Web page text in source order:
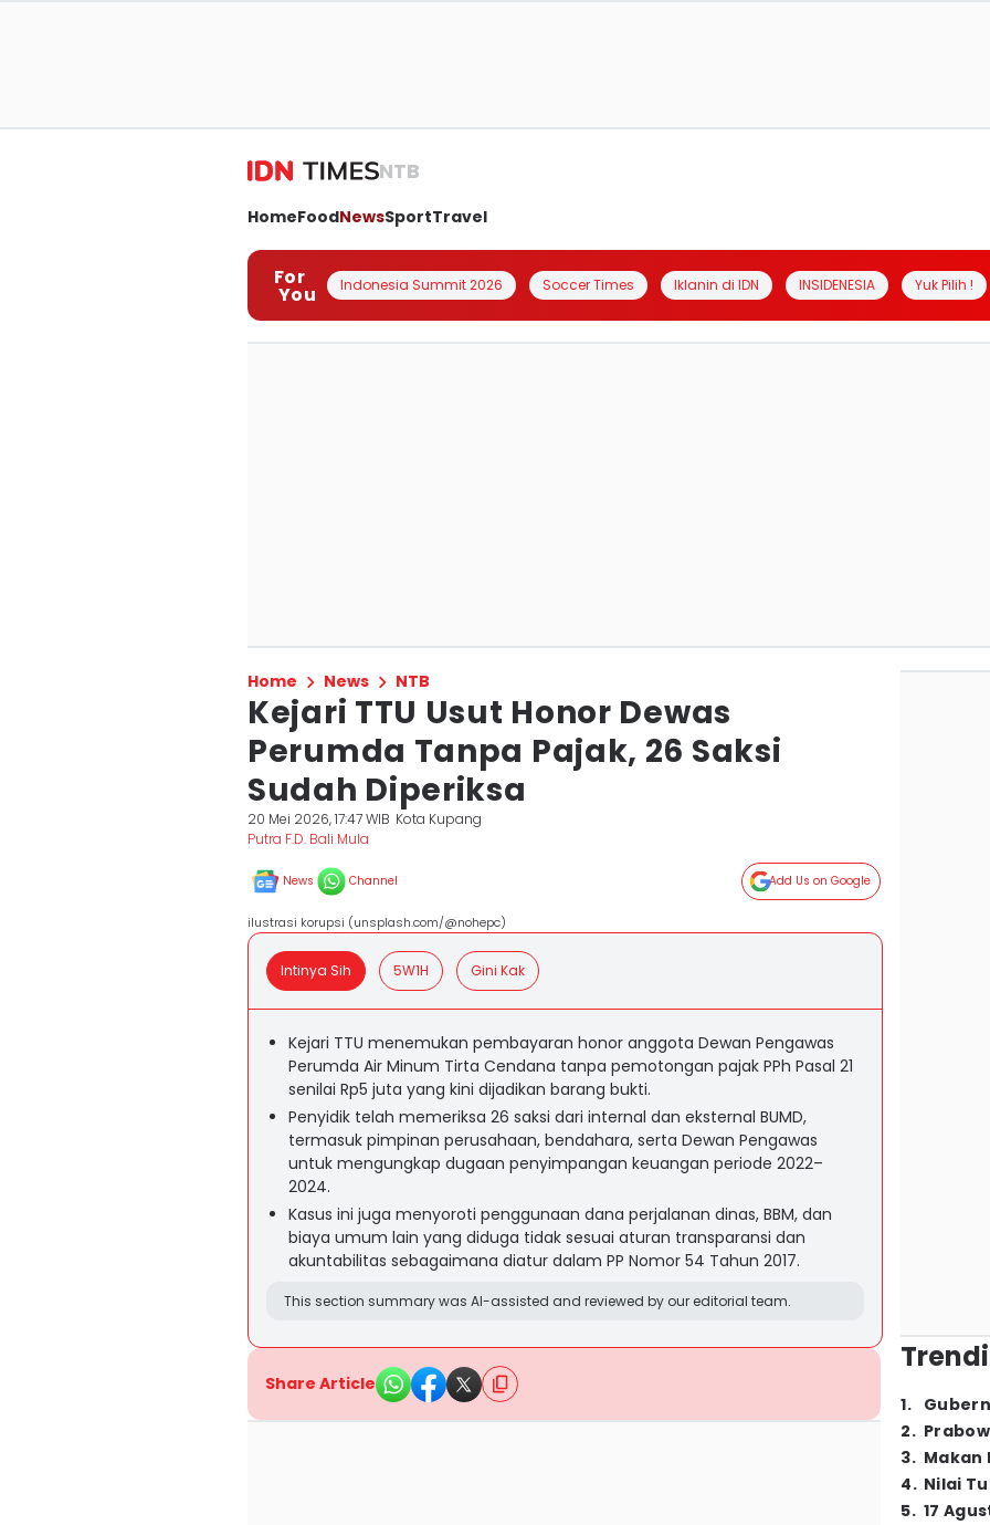
NTB
HomeFoodNewsSportTravel
For
You Indonesia Summit 2026 Soccer Times Iklanin di IDN INSIDENESIA Yuk Pilih !
Home News NTB
Kejari TTU Usut Honor Dewas
Perumda Tanpa Pajak, 26 Saksi
Sudah Diperiksa
20 Mei 2026, 17:47 WIB Kota Kupang
Putra F.D. Bali Mula
News Channel Add Us on Google
ilustrasi korupsi (unsplash.com/@nohepc)
Intinya Sih 5W1H Gini Kak
Kejari TTU menemukan pembayaran honor anggota Dewan Pengawas
Perumda Air Minum Tirta Cendana tanpa pemotongan pajak PPh Pasal 21
senilai Rp5 juta yang kini dijadikan barang bukti.
Penyidik telah memeriksa 26 saksi dari internal dan eksternal BUMD,
termasuk pimpinan perusahaan, bendahara, serta Dewan Pengawas
untuk mengungkap dugaan penyimpangan keuangan periode 2022–
2024.
Kasus ini juga menyoroti penggunaan dana perjalanan dinas, BBM, dan
biaya umum lain yang diduga tidak sesuai aturan transparansi dan
akuntabilitas sebagaimana diatur dalam PP Nomor 54 Tahun 2017.
This section summary was AI-assisted and reviewed by our editorial team.
Share Article
1.
2.
3. Makan
4. Nilai
5. 17